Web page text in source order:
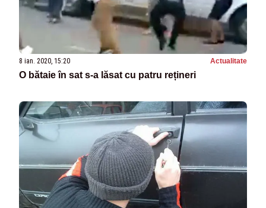
8 ian. 2020, 15:20 Actualitate
O bătaie în sat s-a lăsat cu patru rețineri